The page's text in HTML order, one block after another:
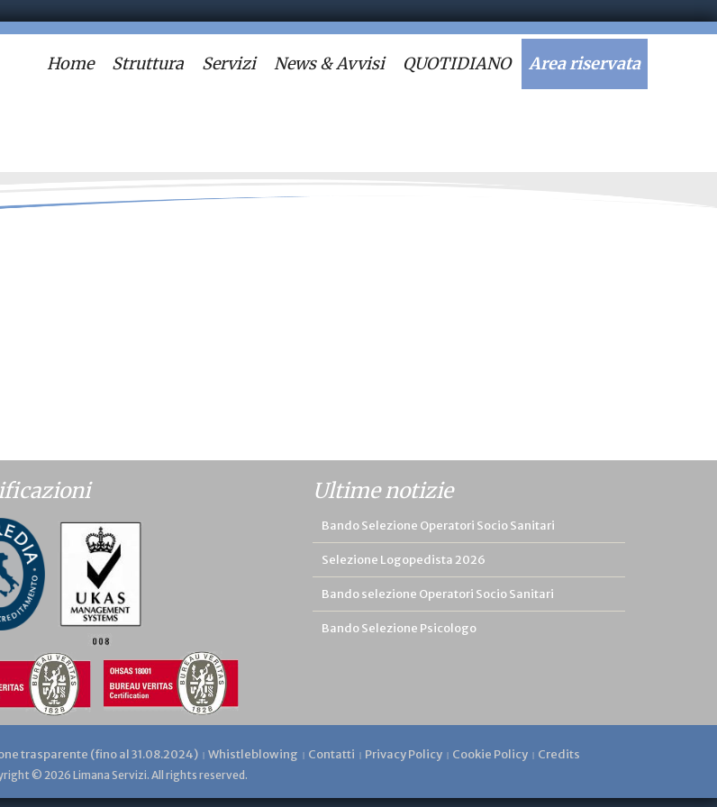
Home Struttura Servizi News & Avvisi QUOTIDIANO Area riservata
Ultime notizie
Bando Selezione Operatori Socio Sanitari
Selezione Logopedista 2026
Bando selezione Operatori Socio Sanitari
Bando Selezione Psicologo
trasparente (fino al 31.08.2024) Whistleblowing Contatti Privacy Policy Cookie Policy Credits
© 2026 Limana Servizi. All rights reserved.